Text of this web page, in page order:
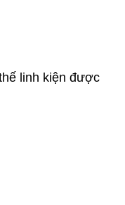
linh kiện được